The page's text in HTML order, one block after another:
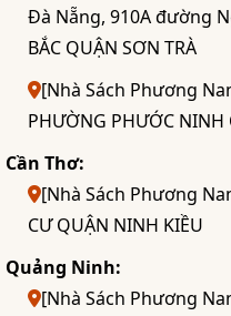
Đà Nẵng, 910A đường
BẮC QUẬN SƠN TRÀ
[Nhà Sách Phương
PHƯỜNG PHƯỚC NINH
Cần Thơ:
[Nhà Sách Phương
CƯ QUẬN NINH KIỀU
Quảng Ninh:
[Nhà Sách Phương